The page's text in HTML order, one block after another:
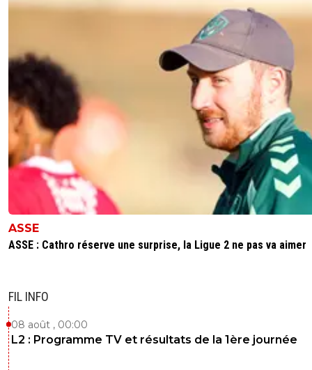
ASSE
ASSE : Cathro réserve une surprise, la Ligue 2 ne pas va aimer
FIL INFO
08 août , 00:00
L2 : Programme TV et résultats de la 1ère journée